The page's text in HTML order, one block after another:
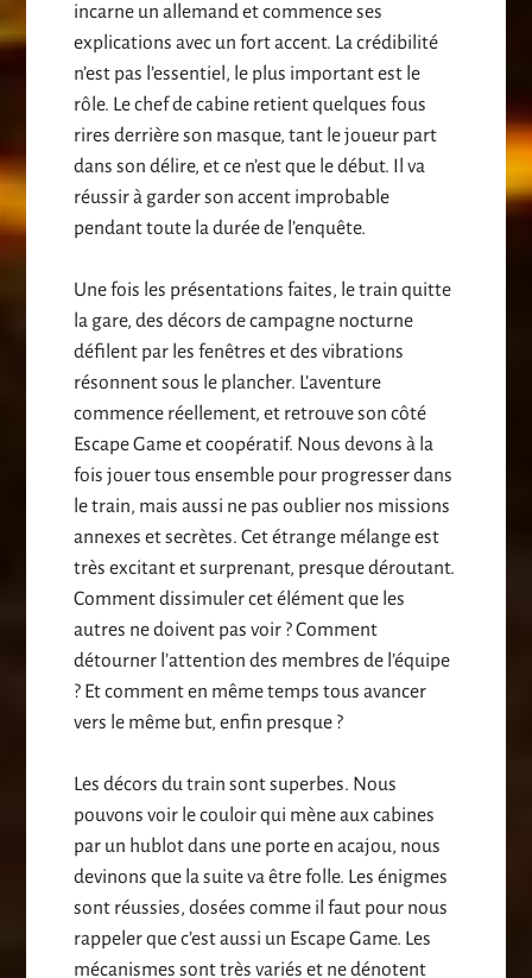
incarne un allemand et commence ses
explications avec un fort accent. La crédibilité
n’est pas l’essentiel, le plus important est le
rôle. Le chef de cabine retient quelques fous
rires derrière son masque, tant le joueur part
dans son délire, et ce n’est que le début. Il va
réussir à garder son accent improbable
pendant toute la durée de l’enquête.
Une fois les présentations faites, le train quitte
la gare, des décors de campagne nocturne
défilent par les fenêtres et des vibrations
résonnent sous le plancher. L’aventure
commence réellement, et retrouve son côté
Escape Game et coopératif. Nous devons à la
fois jouer tous ensemble pour progresser dans
le train, mais aussi ne pas oublier nos missions
annexes et secrètes. Cet étrange mélange est
très excitant et surprenant, presque déroutant.
Comment dissimuler cet élément que les
autres ne doivent pas voir ? Comment
détourner l’attention des membres de l’équipe
? Et comment en même temps tous avancer
vers le même but, enfin presque ?
Les décors du train sont superbes. Nous
pouvons voir le couloir qui mène aux cabines
par un hublot dans une porte en acajou, nous
devinons que la suite va être folle. Les énigmes
sont réussies, dosées comme il faut pour nous
rappeler que c’est aussi un Escape Game. Les
mécanismes sont très variés et ne dénotent